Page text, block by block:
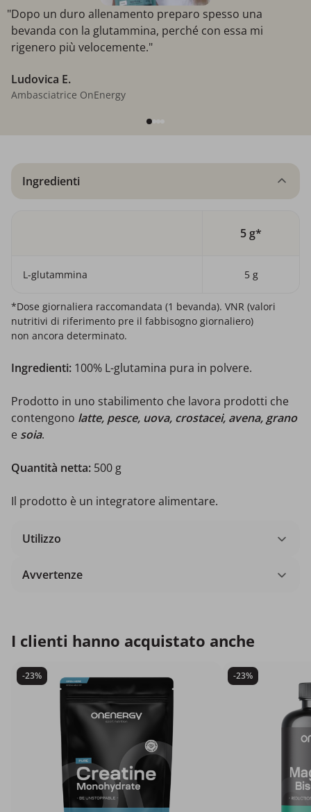
"Dopo un duro allenamento preparo spesso una
bevanda con la glutammina, perché con essa mi
rigenero più velocemente."
Ludovica E.
Ambasciatrice OnEnergy
Ingredienti
5 g*
L-glutammina 5 g
*Dose giornaliera raccomandata (1 bevanda). VNR (valori
nutritivi di riferimento pre il fabbisogno giornaliero)
non ancora determinato.
Ingredienti: 100% L-glutamina pura in polvere.
Prodotto in uno stabilimento che lavora prodotti che
contengono latte, pesce, uova, crostacei, avena, grano
e soia.
Quantità netta: 500 g
Il prodotto è un integratore alimentare.
Utilizzo
Avvertenze
I clienti hanno acquistato anche
-23% -23%